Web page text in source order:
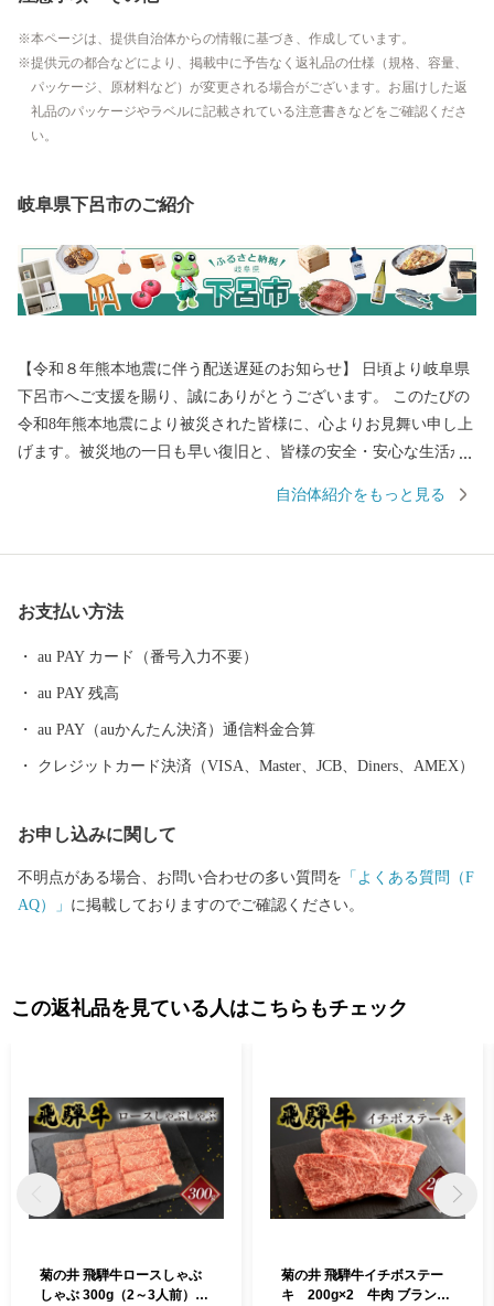
本ページは、提供自治体からの情報に基づき、作成しています。
提供元の都合などにより、掲載中に予告なく返礼品の仕様（規格、容量、
パッケージ、原材料など）が変更される場合がございます。お届けした返
礼品のパッケージやラベルに記載されている注意書きなどをご確認くださ
い。
岐阜県下呂市のご紹介
【令和８年熊本地震に伴う配送遅延のお知らせ】 日頃より岐阜県
下呂市へご支援を賜り、誠にありがとうございます。 このたびの
令和8年熊本地震により被災された皆様に、心よりお見舞い申し上
げます。被災地の一日も早い復旧と、皆様の安全・安心な生活が
より、一部地域において配送会社の営業停止や配送業務の遅延が
待ちいただいている皆様には、多大なるご迷惑とご心配をおかけ
は、岐阜県の中東部に位置し、北は高山市、南は加茂郡、西は郡
上市、関市、東は中津川市と長野県に接しています。 ほぼ中央を
飛騨川が南へ流れ、西には馬瀬川があり、周囲には霊峰御嶽山を
た、飛騨川に沿って国道41号やJR高山本線が通り、横断する形で
ートル 最低 220メートル
自治体紹介をもっと見る
お支払い方法
au PAY カード（番号入力不要）
au PAY 残高
au PAY（auかんたん決済）通信料金合算
クレジットカード決済（VISA、Master、JCB、Diners、AMEX）
お申し込みに関して
不明点がある場合、お問い合わせの多い質問を 「よくある質問（F
AQ）」 に掲載しておりますのでご確認ください。
この返礼品を見ている人はこちらもチェック
菊の井 飛騨牛ロースしゃぶ
しゃぶ 300g（2～3人前）牛
菊の井 飛騨牛イチボステー
キ 200g×2 牛肉 ブランド